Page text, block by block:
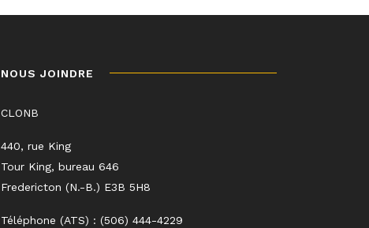
NOUS JOINDRE
CLONB
440, rue King
Tour King, bureau 646
Fredericton (N.-B.) E3B 5H8
Téléphone (ATS) : (506) 444-4229